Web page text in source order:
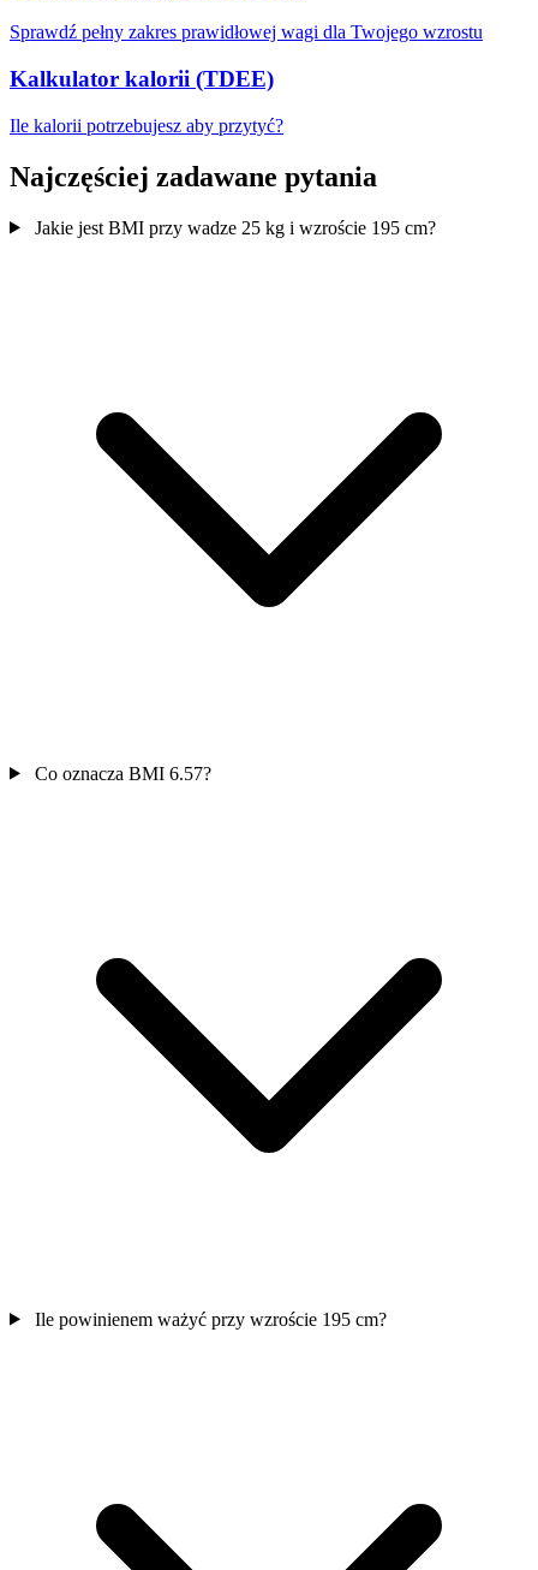
Sprawdź pełny zakres prawidłowej wagi dla Twojego wzrostu
Kalkulator kalorii (TDEE)
Ile kalorii potrzebujesz aby przytyć?
Najczęściej zadawane pytania
Jakie jest BMI przy wadze 25 kg i wzroście 195 cm?
Co oznacza BMI 6.57?
Ile powinienem ważyć przy wzroście 195 cm?